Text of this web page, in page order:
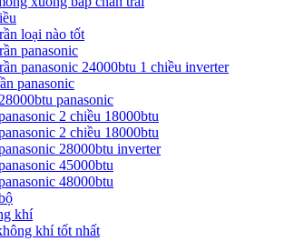
loại nào tốt
panasonic
panasonic 24000btu 1 chiều inverter
panasonic
panasonic
2 chiều 18000btu
2 chiều 18000btu
28000btu inverter
45000btu
48000btu
khí
khí tốt nhất